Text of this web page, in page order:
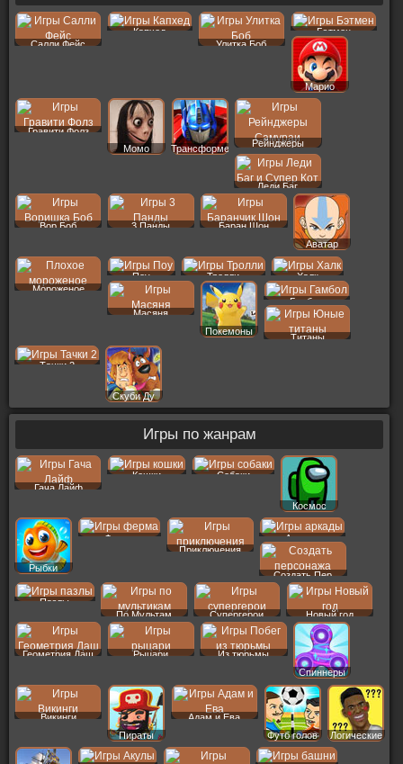
Салли Фейс
Капхед
Улитка Боб
Бэтмен
Марио
Гравити Фолз
Момо
Трансформеры
Рейнджеры
Леди Баг
Вор Боб 3 Панды
Баран Шон
Аватар
Мороженое
Поу Тролли Халк
Масяня
Покемоны
Гамбол
Титаны
Тачки 2
Скуби Ду
Игры по жанрам
Гача Лайф
Кошки Собаки
Космос
Рыбки
Ферма
Приключения
Аркады
Создать Пер
Пазлы
По Мультам
Супергерои Новый год
Геометрия Даш Рыцари
Из тюрьмы
Спиннеры
Викинги
Пираты
Адам и Ева
Футб голов
Логические